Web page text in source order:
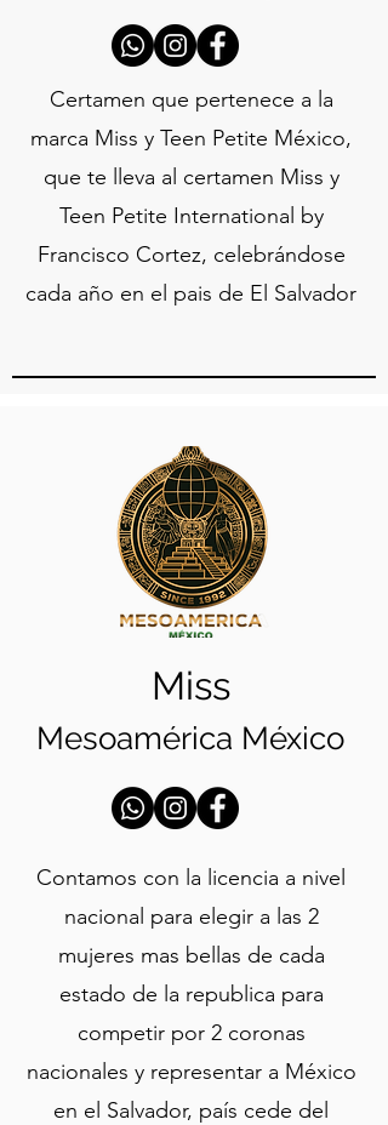
Certamen que pertenece a la
marca Miss y Teen Petite México,
que te lleva al certamen Miss y
Teen Petite International by
Francisco Cortez, celebrándose
cada año en el pais de El Salvador
Miss
Mesoamérica México
Contamos con la licencia a nivel
nacional para elegir a las 2
mujeres mas bellas de cada
estado de la republica para
competir por 2 coronas
nacionales y representar a México
en el Salvador, país cede del